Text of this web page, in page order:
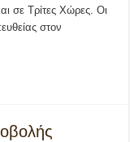
σε Τρίτες Χώρες. Οι
στον